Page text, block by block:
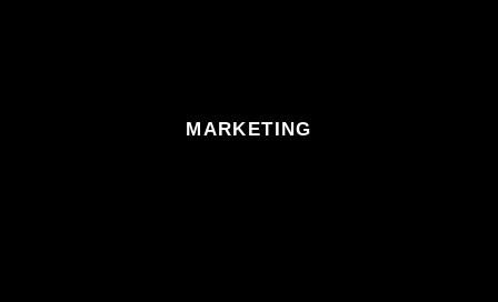
MARKETING